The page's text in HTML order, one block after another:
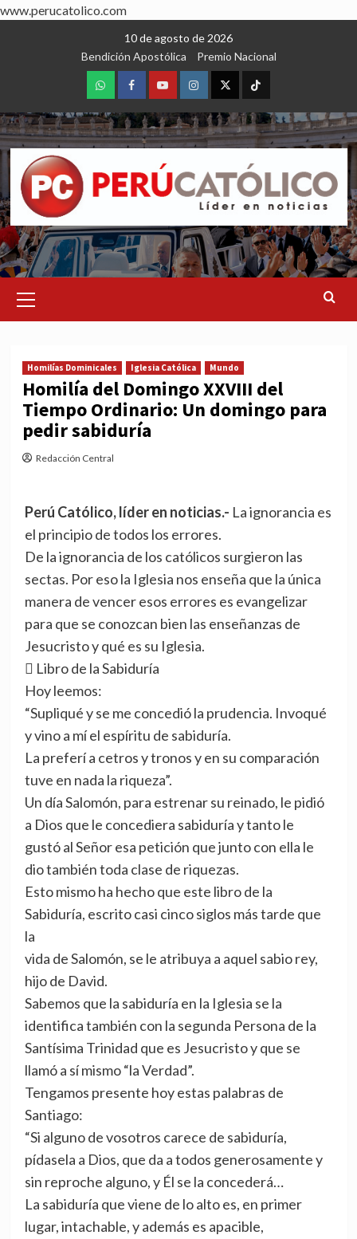
www.perucatolico.com
10 de agosto de 2026
Bendición Apostólica
Premio Nacional
WhatsAppFacebookYoutubeInstagram
X TikTok
Menu
Homilías Dominicales Iglesia Católica Mundo
Homilía del Domingo XXVIII del
Tiempo Ordinario: Un domingo para
pedir sabiduría
Redacción Central
Perú Católico, líder en noticias.- La ignorancia es
el principio de todos los errores.
De la ignorancia de los católicos surgieron las
sectas. Por eso la Iglesia nos enseña que la única
manera de vencer esos errores es evangelizar
para que se conozcan bien las enseñanzas de
Jesucristo y qué es su Iglesia.
 Libro de la Sabiduría
Hoy leemos:
“Supliqué y se me concedió la prudencia. Invoqué
y vino a mí el espíritu de sabiduría.
La preferí a cetros y tronos y en su comparación
tuve en nada la riqueza”.
Un día Salomón, para estrenar su reinado, le pidió
a Dios que le concediera sabiduría y tanto le
gustó al Señor esa petición que junto con ella le
dio también toda clase de riquezas.
Esto mismo ha hecho que este libro de la
Sabiduría, escrito casi cinco siglos más tarde que
la
vida de Salomón, se le atribuya a aquel sabio rey,
hijo de David.
Sabemos que la sabiduría en la Iglesia se la
identifica también con la segunda Persona de la
Santísima Trinidad que es Jesucristo y que se
llamó a sí mismo “la Verdad”.
Tengamos presente hoy estas palabras de
Santiago:
“Si alguno de vosotros carece de sabiduría,
pídasela a Dios, que da a todos generosamente y
sin reproche alguno, y Él se la concederá…
La sabiduría que viene de lo alto es, en primer
lugar, intachable, y además es apacible,